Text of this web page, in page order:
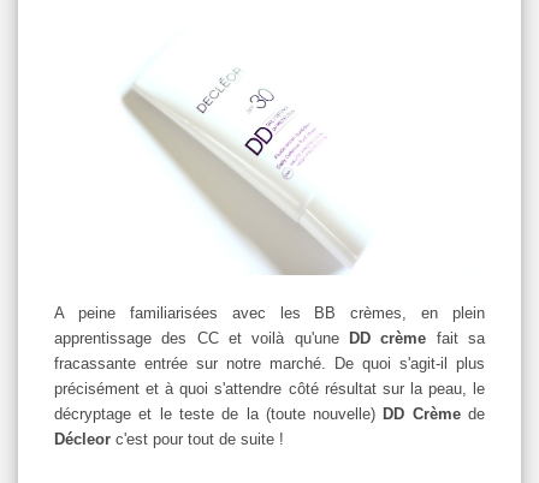
A peine familiarisées avec les BB crèmes, en plein
apprentissage des CC et voilà qu'une
DD crème fait sa
fracassante entrée sur notre marché. De quoi s'agit-il plus
précisément et à quoi s'attendre côté résultat sur la peau, le
décryptage et le teste de la (toute nouvelle) DD Crèmede
Décleor c'est pour tout de suite !